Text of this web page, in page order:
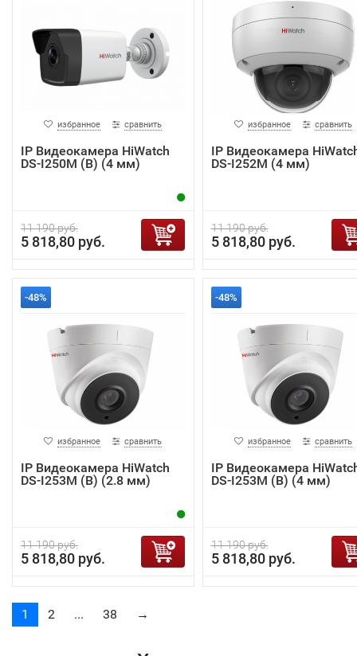
избранное сравнить
IP Видеокамера HiWatch
DS-I250M (B) (4 мм)
11 190 руб.
5 818,80 руб.
избранное сравнить
IP Видеокамера
DS-I252M (4 мм)
11 190 руб.
5 818,80 руб.
-48%
избранное сравнить
IP Видеокамера HiWatch
DS-I253M (B) (2.8 мм)
11 190 руб.
5 818,80 руб.
-48%
избранное сравнить
IP Видеокамера
DS-I253M (B) (4 мм)
11 190 руб.
5 818,80 руб.
1 2 ... 38 →